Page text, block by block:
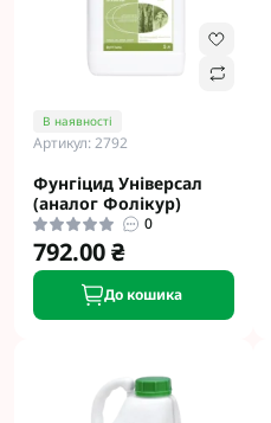
В наявності
Артикул: 2792
Фунгіцид Універсал
(аналог Фолікур)
0
792.00 ₴
До кошика